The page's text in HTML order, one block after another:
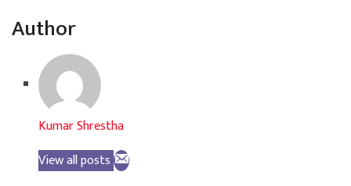
Author
Kumar Shrestha
View all posts